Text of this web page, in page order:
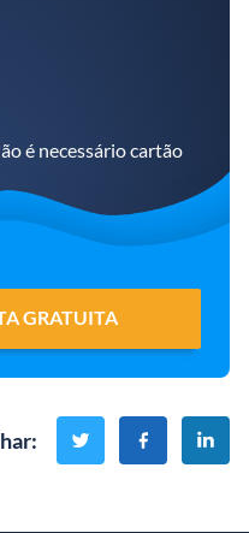
é necessário cartão
GRATUITA
: